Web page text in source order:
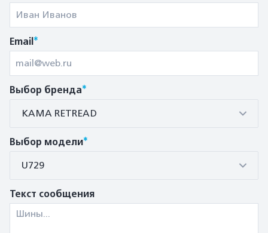
Email*
Выбор бренда*
КАМА RETREAD
Выбор модели*
U729
Текст сообщения